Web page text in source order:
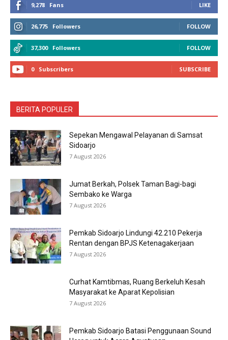
9,278 Fans LIKE
26,775 Followers FOLLOW
37,300 Followers FOLLOW
0 Subscribers SUBSCRIBE
BERITA POPULER
Sepekan Mengawal Pelayanan di Samsat
Sidoarjo
7 August 2026
Jumat Berkah, Polsek Taman Bagi-bagi
Sembako ke Warga
7 August 2026
Pemkab Sidoarjo Lindungi 42.210 Pekerja
Rentan dengan BPJS Ketenagakerjaan
7 August 2026
Curhat Kamtibmas, Ruang Berkeluh Kesah
Masyarakat ke Aparat Kepolisian
7 August 2026
Pemkab Sidoarjo Batasi Penggunaan Sound